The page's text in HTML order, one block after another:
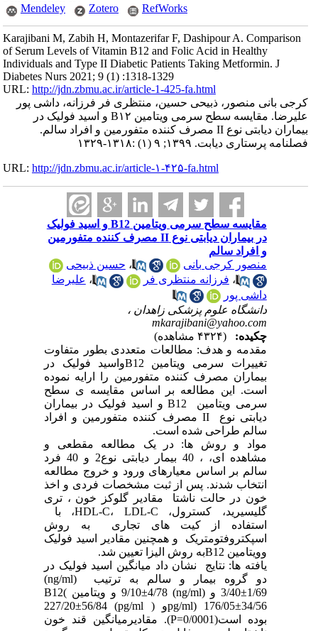
Mendeley
Zotero RefWorks
Karajibani M, Zabih H, Montazerifar F, Dashipour A. Comparison
of Serum Levels of Vitamin B12 and Folic Acid in Healthy
Individuals and Type II Diabetic Patients Taking Metformin. J
Diabetes Nurs 2021; 9 (1) :1318-1329
URL:http://jdn.zbmu.ac.ir/article-1-425-fa.html
کرجی بانی منصور، ذبیحی حسین، منتظری فر فرزانه، داشی پور
علیرضا. مقایسه سطح سرمی ویتامین B۱۲ و اسید فولیک در
بیماران دیابتی نوع II مصرف کننده متفورمین و افراد سالم.
فصلنامه پرستاری دیابت. ۱۳۹۹; ۹ (۱) :۱۳۱۸-۱۳۲۹
URL:http://jdn.zbmu.ac.ir/article-۱-۴۲۵-fa.html
مقایسه سطح سرمی ویتامین B12 و اسید فولیک
در بیماران دیابتی نوع II مصرف کننده متفورمین
و افراد سالم
منصور کرجی بانی
،حسین ذبیحی
،فرزانه منتظری فر ،علیرضا
داشی پور
دانشگاه علوم پزشکی زاهدان ،
mkarajibani@yahoo.com
چکیده:
مقدمه و هدف: مطالعات متعددی بطور متفاوت
تغییرات سرمی ویتامین B12واسید فولیک در
بیماران مصرف کننده متفورمین را ارایه نموده
است. این مطالعه بر اساس مقایسه ی سطح
سرمی ویتامین B12 و اسید فولیک در بیماران
دیابتی نوع II مصرف کننده متفورمین و افراد
سالم طراحی شده است.
مواد و روش ها: در یک مطالعه مقطعی و
مشاهده ای، ، 40 بیمار دیابتی نوع2 و 40 فرد
سالم بر اساس معیارهای ورود و خروج مطالعه
انتخاب شدند. پس از ثبت مشخصات فردی و اخذ
خون در حالت ناشتا مقادیر گلوکز خون ، تری
گلیسیرید، کسترول، HDL-C، LDL-C، با
استفاده از کیت های تجاری به روش
اسپکتروفتومتریک و همچنین مقادیر اسید فولیک
وویتامین B12به روش الیزا تعیین شد.
یافته ها: نتایج نشان داد میانگین اسید فولیک در
دو گروه بیمار و سالم به ترتیب (ng/ml)
3/40±1/69 و (ng/ml) 9/10±4/78 و ویتامین B12(
pg/ml) 176/05±34/56و ( pg/ml) 227/20±56/84
بوده است(P=0/0001). مقادیرمیانگین قند خون